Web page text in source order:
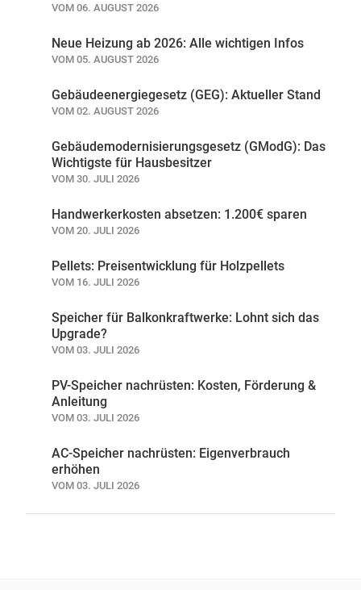
VOM 06. AUGUST 2026
Neue Heizung ab 2026: Alle wichtigen Infos
VOM 05. AUGUST 2026
Gebäudeenergiegesetz (GEG): Aktueller Stand
VOM 02. AUGUST 2026
Gebäudemodernisierungsgesetz (GModG): Das
Wichtigste für Hausbesitzer
VOM 30. JULI 2026
Handwerkerkosten absetzen: 1.200€ sparen
VOM 20. JULI 2026
Pellets: Preisentwicklung für Holzpellets
VOM 16. JULI 2026
Speicher für Balkonkraftwerke: Lohnt sich das
Upgrade?
VOM 03. JULI 2026
PV-Speicher nachrüsten: Kosten, Förderung &
Anleitung
VOM 03. JULI 2026
AC-Speicher nachrüsten: Eigenverbrauch
erhöhen
VOM 03. JULI 2026